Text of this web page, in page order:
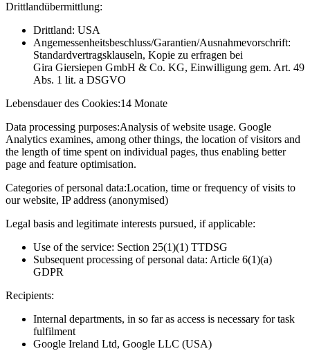
Drittlandübermittlung:
Drittland: USA
Angemessenheitsbeschluss/Garantien/Ausnahmevorschrift:
Standardvertragsklauseln, Kopie zu erfragen bei
Gira Giersiepen GmbH & Co. KG, Einwilligung gem. Art. 49
Abs. 1 lit. a DSGVO
Lebensdauer des Cookies:14 Monate
Data processing purposes:Analysis of website usage. Google
Analytics examines, among other things, the location of visitors and
the length of time spent on individual pages, thus enabling better
page and feature optimisation.
Categories of personal data:Location, time or frequency of visits to
our website, IP address (anonymised)
Legal basis and legitimate interests pursued, if applicable:
Use of the service: Section 25(1)(1) TTDSG
Subsequent processing of personal data: Article 6(1)(a)
GDPR
Recipients:
Internal departments, in so far as access is necessary for task
fulfilment
Google Ireland Ltd, Google LLC (USA)